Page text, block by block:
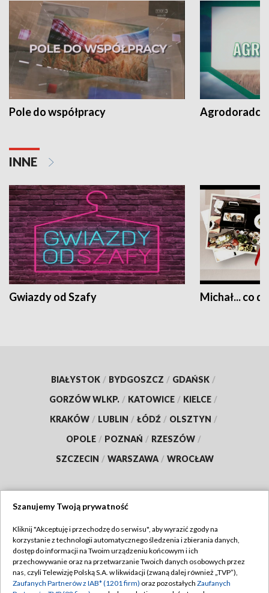
Pole do współpracy Agrodoradcy
INNE
Gwiazdy od Szafy Michał... co
BIAŁYSTOK / BYDGOSZCZ / GDAŃSK /
GORZÓW WLKP. / KATOWICE / KIELCE /
KRAKÓW / LUBLIN / ŁÓDŹ / OLSZTYN /
OPOLE / POZNAŃ / RZESZÓW /
SZCZECIN / WARSZAWA / WROCŁAW
TVP
Abonament TVP
Emisja w TVP
Regulamin TVP
Polityka prywatności
Szanujemy Twoją prywatność
Kliknij "Akceptuję i przechodzę do serwisu", aby wyrazić zgody na
korzystanie z technologii automatycznego śledzenia i zbierania danych,
dostęp do informacji na Twoim urządzeniu końcowym i ich
przechowywanie oraz na przetwarzanie Twoich danych osobowych przez
nas, czyli Telewizję Polską S.A. w likwidacji (zwaną dalej również „TVP”),
Zaufanych Partnerów z IAB* (1201 firm) oraz pozostałych Zaufanych